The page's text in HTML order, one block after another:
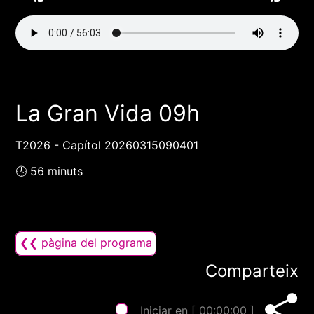
La Gran Vida 09h
T2026 - Capítol 20260315090401
🕓 56 minuts
❮❮ pàgina del programa
Comparteix
Iniciar en [ 00:00:00 ]